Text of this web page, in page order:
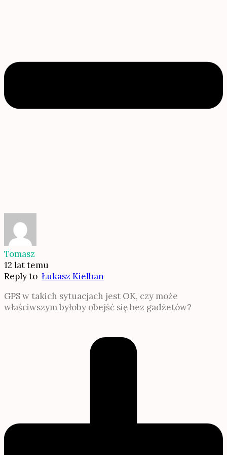
Tomasz
12 lat temu
Reply to Łukasz Kielban
GPS w takich sytuacjach jest OK, czy może
właściwszym byłoby obejść się bez gadżetów?